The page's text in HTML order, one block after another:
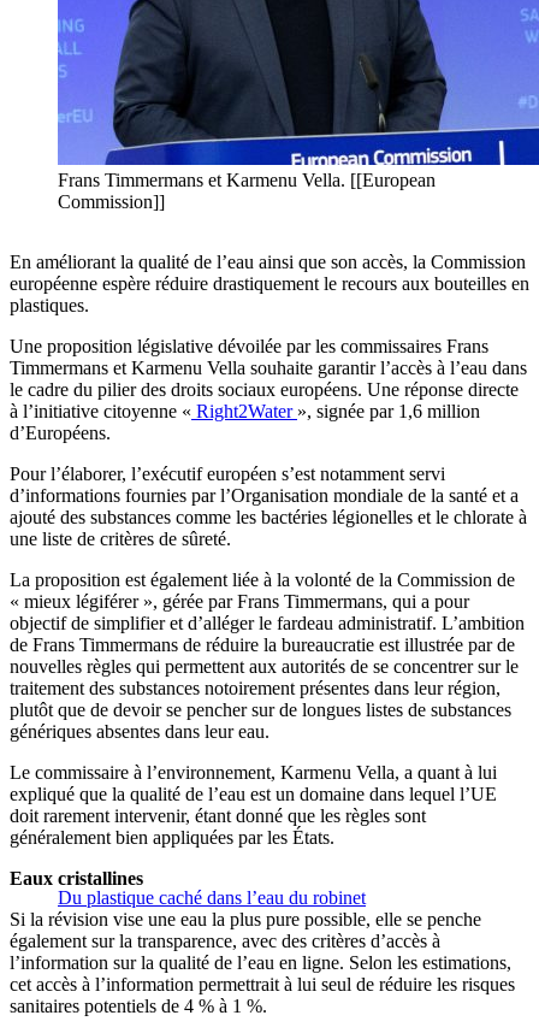
Frans Timmermans et Karmenu Vella. [[European
Commission]]
En améliorant la qualité de l’eau ainsi que son accès, la Commission
européenne espère réduire drastiquement le recours aux bouteilles en
plastiques.
Une proposition législative dévoilée par les commissaires Frans
Timmermans et Karmenu Vella souhaite garantir l’accès à l’eau dans
le cadre du pilier des droits sociaux européens. Une réponse directe
à l’initiative citoyenne « Right2Water », signée par 1,6 million
d’Européens.
Pour l’élaborer, l’exécutif européen s’est notamment servi
d’informations fournies par l’Organisation mondiale de la santé et a
ajouté des substances comme les bactéries légionelles et le chlorate à
une liste de critères de sûreté.
La proposition est également liée à la volonté de la Commission de
« mieux légiférer », gérée par Frans Timmermans, qui a pour
objectif de simplifier et d’alléger le fardeau administratif. L’ambition
de Frans Timmermans de réduire la bureaucratie est illustrée par de
nouvelles règles qui permettent aux autorités de se concentrer sur le
traitement des substances notoirement présentes dans leur région,
plutôt que de devoir se pencher sur de longues listes de substances
génériques absentes dans leur eau.
Le commissaire à l’environnement, Karmenu Vella, a quant à lui
expliqué que la qualité de l’eau est un domaine dans lequel l’UE
doit rarement intervenir, étant donné que les règles sont
généralement bien appliquées par les États.
Du plastique caché dans l’eau du robinet
Eaux cristallines
Si la révision vise une eau la plus pure possible, elle se penche
également sur la transparence, avec des critères d’accès à
l’information sur la qualité de l’eau en ligne. Selon les estimations,
cet accès à l’information permettrait à lui seul de réduire les risques
sanitaires potentiels de 4 % à 1 %.